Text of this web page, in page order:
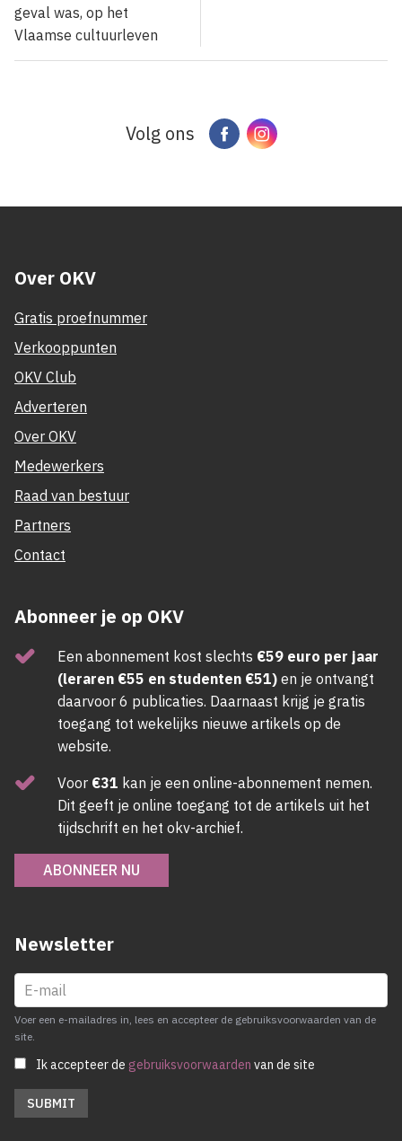
geval was, op het
Vlaamse cultuurleven
Volg ons FacebookInstagram
Over OKV
Gratis proefnummer
Verkooppunten
OKV Club
Adverteren
Over OKV
Medewerkers
Raad van bestuur
Partners
Contact
Abonneer je op OKV
Een abonnement kost slechts €59 euro per jaar
(leraren €55 en studenten €51) en je ontvangt
daarvoor 6 publicaties. Daarnaast krijg je gratis
toegang tot wekelijks nieuwe artikels op de
website.
Voor €31 kan je een online-abonnement nemen.
Dit geeft je online toegang tot de artikels uit het
tijdschrift en het okv-archief.
ABONNEER NU
Newsletter
Voer een e-mailadres in, lees en accepteer de gebruiksvoorwaarden van de
site.
Ik accepteer de gebruiksvoorwaarden van de site